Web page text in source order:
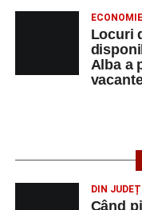
Duminică,
Orele
meciuri din
Ora 17:00
participarea
Orele
ECONOMIE
Locuri
Alba a
DIN JUDEȚ
Când